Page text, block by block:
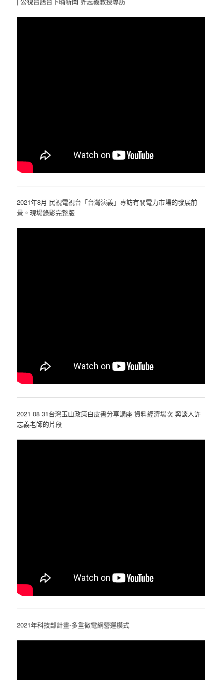
2021年8月 民視電視台「台灣演義」專訪有關電力市場的發展前
景。現場錄影完整版
2021 08 31台灣玉山政策白皮書分享講座 資料經濟場次 與談人許
志義老師的片段
2021年科技部計畫-多重微電網營運模式